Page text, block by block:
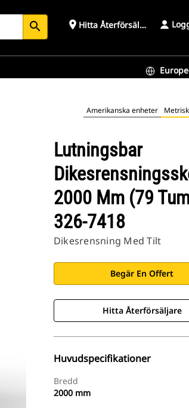
search place Hitta Återförsäljare
Amerikanska enheter
Lutningsbar
2000 Mm (79
326-7418
Dikesrensning Med Tilt
Begär En Offert
Hitta Återförsäljare
Huvudspecifikationer
Bredd
2000 mm